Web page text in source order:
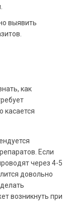
выявить
как
касается
Если
через 4-5
довольно
возникнуть при